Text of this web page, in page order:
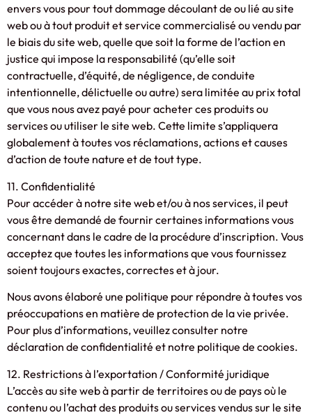
envers vous pour tout dommage découlant de ou lié au site
web ou à tout produit et service commercialisé ou vendu par
le biais du site web, quelle que soit la forme de l’action en
justice qui impose la responsabilité (qu’elle soit
contractuelle, d’équité, de négligence, de conduite
intentionnelle, délictuelle ou autre) sera limitée au prix total
que vous nous avez payé pour acheter ces produits ou
services ou utiliser le site web. Cette limite s’appliquera
globalement à toutes vos réclamations, actions et causes
d’action de toute nature et de tout type.
11. Confidentialité
Pour accéder à notre site web et/ou à nos services, il peut
vous être demandé de fournir certaines informations vous
concernant dans le cadre de la procédure d’inscription. Vous
acceptez que toutes les informations que vous fournissez
soient toujours exactes, correctes et à jour.
Nous avons élaboré une politique pour répondre à toutes vos
préoccupations en matière de protection de la vie privée.
Pour plus d’informations, veuillez consulter notre
déclaration de confidentialité et notre politique de cookies.
12. Restrictions à l’exportation / Conformité juridique
L’accès au site web à partir de territoires ou de pays où le
contenu ou l’achat des produits ou services vendus sur le site